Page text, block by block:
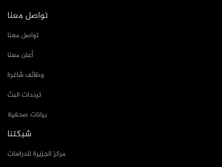
تواصل معنا
تواصل معنا
أعلن معنا
وظائف شاغرة
ترددات البث
بيانات صحفية
شبكتنا
مركز الجزيرة للدراسات